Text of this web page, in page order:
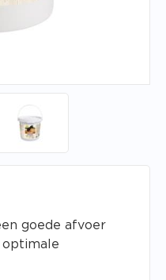
goede afvoer
optimale